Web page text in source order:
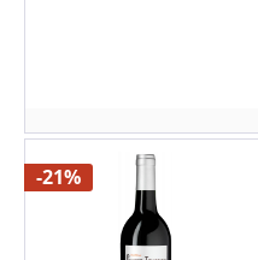
-21%